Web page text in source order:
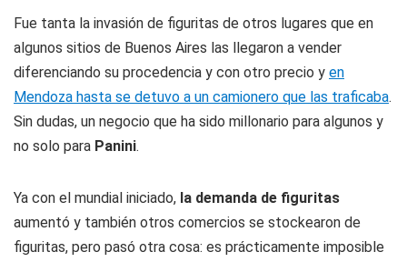
Fue tanta la invasión de figuritas de otros lugares que en
algunos sitios de Buenos Aires las llegaron a vender
diferenciando su procedencia y con otro precio y en
Mendoza hasta se detuvo a un camionero que las traficaba.
Sin dudas, un negocio que ha sido millonario para algunos y
no solo para Panini.
Ya con el mundial iniciado, la demanda de figuritas
aumentó y también otros comercios se stockearon de
figuritas, pero pasó otra cosa: es prácticamente imposible